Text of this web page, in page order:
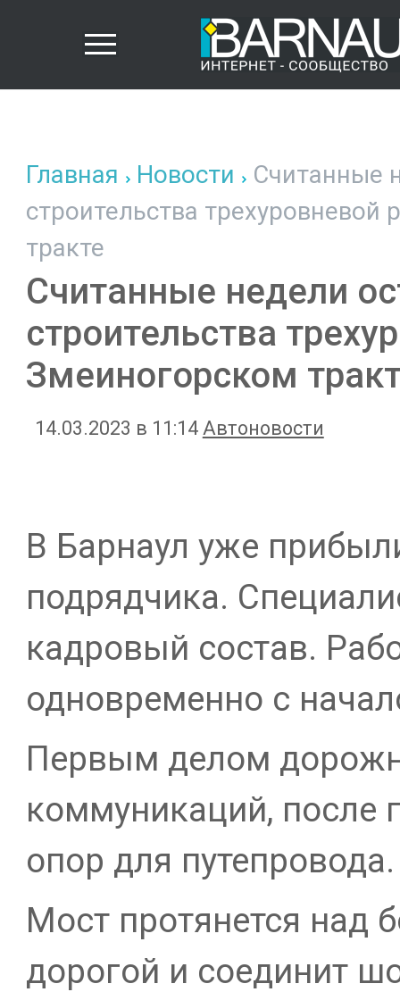
Главная Новости Считанные
строительства
тракте
Считанные недели
строительства
Змеиногорском
14.03.2023 в 11:14 Автоновости
В Барнаул уже
подрядчика.
кадровый состав.
одновременно с
Первым делом
коммуникаций, после
опор для путепровода.
Мост протянется над
дорогой и соединит